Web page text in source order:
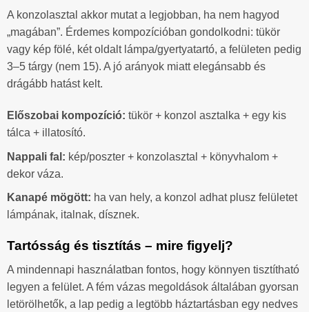
A konzolasztal akkor mutat a legjobban, ha nem hagyod
„magában”. Érdemes kompozícióban gondolkodni: tükör
vagy kép fölé, két oldalt lámpa/gyertyatartó, a felületen pedig
3–5 tárgy (nem 15). A jó arányok miatt elegánsabb és
drágább hatást kelt.
Előszobai kompozíció: tükör + konzol asztalka + egy kis
tálca + illatosító.
Nappali fal: kép/poszter + konzolasztal + könyvhalom +
dekor váza.
Kanapé mögött: ha van hely, a konzol adhat plusz felületet
lámpának, italnak, dísznek.
Tartósság és tisztítás – mire figyelj?
A mindennapi használatban fontos, hogy könnyen tisztítható
legyen a felület. A fém vázas megoldások általában gyorsan
letörölhetők, a lap pedig a legtöbb háztartásban egy nedves